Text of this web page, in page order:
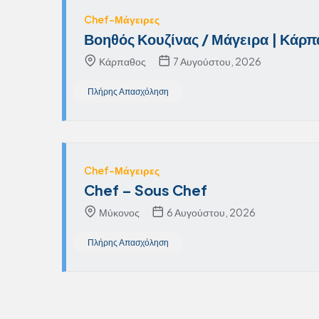
Chef-Μάγειρες
Βοηθός Κουζίνας / Μάγειρα |
Κάρπαθος 7 Αυγούστου, 2026
Πλήρης Απασχόληση
Chef-Μάγειρες
Chef – Sous Chef
Μύκονος 6 Αυγούστου, 2026
Πλήρης Απασχόληση